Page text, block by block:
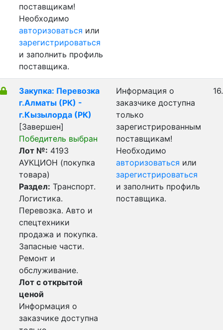
поставщикам!
Необходимо
авторизоваться или
зарегистрироваться
и заполнить профиль
поставщика.
Закупка: Перевозка
г.Алматы (РК) -
г.Кызылорда (РК)
[Завершен]
Победитель выбран
Лот №: 4193
АУКЦИОН (покупка
товара)
Раздел: Транспорт.
Логистика.
Перевозка. Авто и
спецтехники
продажа и покупка.
Запасные части.
Ремонт и
обслуживание.
Лот с открытой
ценой
Информация о
заказчике доступна
Информация о
заказчике доступна
только
зарегистрированным
поставщикам!
Необходимо
авторизоваться или
зарегистрироваться
и заполнить профиль
поставщика.